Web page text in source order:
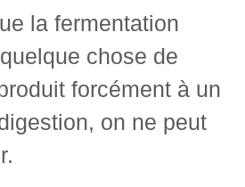
la fermentation
chose de
forcément à un
on ne peut